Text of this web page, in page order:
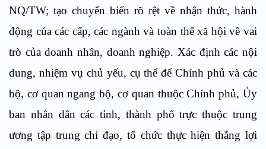
NQ/TW; tạo chuyển biến rõ rệt về nhận thức, hành
động của các cấp, các ngành và toàn thể xã hội về vai
trò của doanh nhân, doanh nghiệp. Xác định các nội
dung, nhiệm vụ chủ yếu, cụ thể để Chính phủ và các
bộ, cơ quan ngang bộ, cơ quan thuộc Chính phủ, Ủy
ban nhân dân các tỉnh, thành phố trực thuộc trung
ương tập trung chỉ đạo, tổ chức thực hiện thắng lợi